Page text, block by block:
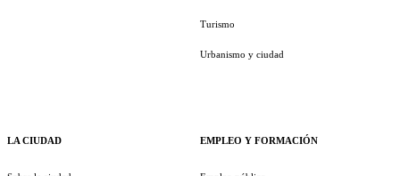
LA CIUDAD
Turismo
Urbanismo y ciudad
EMPLEO Y FORMACIÓN